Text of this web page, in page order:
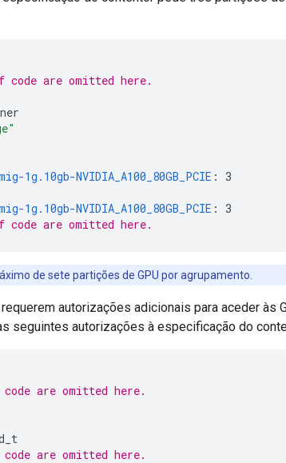
are omitted here.
1g.10gb-NVIDIA_A100_80GB_PCIE :
3
1g.10gb-NVIDIA_A100_80GB_PCIE :
3
are omitted here.
de sete partições de GPU por agrupamento.
autorizações adicionais para aceder às
seguintes autorizações à especificação do
are omitted here.
are omitted here.